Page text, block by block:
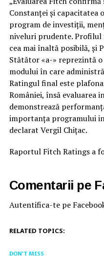
Constanței și capacitatea
program de investiții,
niveluri prudente. Profilul
cea mai înaltă posibilă, și
Stătător «a-» reprezintă
modului în care
Ratingul final este
României, însă evaluarea
demonstrează
importanța programului
declarat Vergil Chițac.
Raportul Fitch Ratings a
Comentarii pe
Autentifica-te pe
RELATED TOPICS:
DON'T MISS